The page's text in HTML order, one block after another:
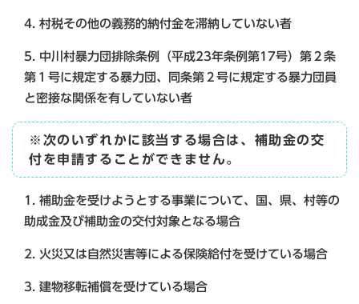
4. 村税その他の義務的納付金を滞納していない者
5. 中川村暴力団排除条例（平成23年条例第17号）第２条
第１号に規定する暴力団、同条第２号に規定する暴力団員
と密接な関係を有していない者
※次のいずれかに該当する場合は、補助金の交
付を申請することができません。
1. 補助金を受けようとする事業について、国、県、村等の
助成金及び補助金の交付対象となる場合
2. 火災又は自然災害等による保険給付を受けている場合
3. 建物移転補償を受けている場合